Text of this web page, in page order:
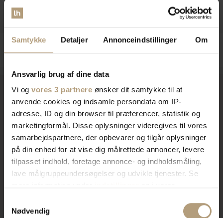
Samtykke Detaljer Annonceindstillinger Om
Ansvarlig brug af dine data
Vi og vores 3 partnere ønsker dit samtykke til at
anvende cookies og indsamle persondata om IP-
adresse, ID og din browser til præferencer, statistik og
marketingformål. Disse oplysninger videregives til vores
samarbejdspartnere, der opbevarer og tilgår oplysninger
på din enhed for at vise dig målrettede annoncer, levere
tilpasset indhold, foretage annonce- og indholdsmåling,
lave målgruppeundersøgelser og udvikle tjenester. Se
tilbage eller ændre indstillinger fra vores
Nødvendig
DKK525,00
Vi erspecialisterindenfor
indretning af private hjem og
erhvervslokaler​
farverigt interiør. Vi har skænke, TV-borde, bordben,